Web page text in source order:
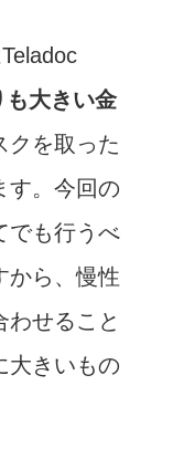
も大きい金
クを取った
す。今回の
でも行うべ
から、慢性
わせること
大きいもの